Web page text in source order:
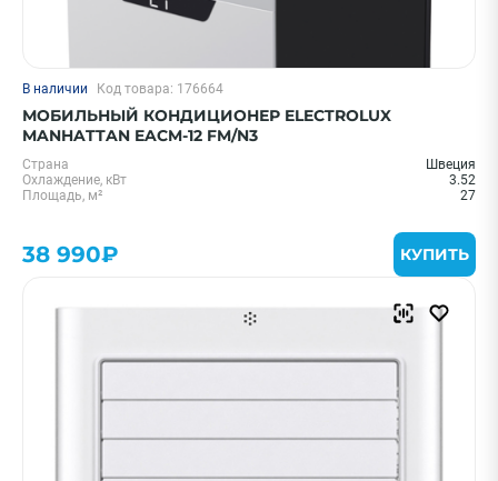
В наличии Код товара: 176664
МОБИЛЬНЫЙ КОНДИЦИОНЕР ELECTROLUX
MANHATTAN EACM-12 FM/N3
Страна
Швеция
Охлаждение, кВт
3.52
Площадь, м²
27
38 990₽ КУПИТЬ